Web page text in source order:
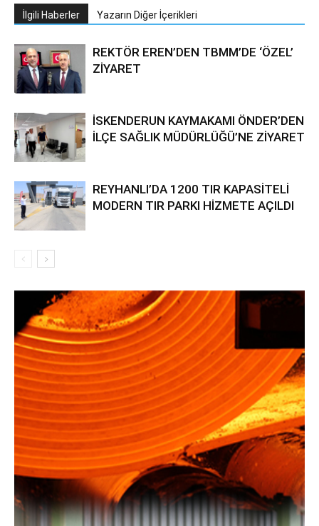
İlgili Haberler Yazarın Diğer İçerikleri
REKTÖR EREN’DEN TBMM’DE ‘ÖZEL’
ZİYARET
İSKENDERUN KAYMAKAMI ÖNDER’DEN
İLÇE SAĞLIK MÜDÜRLÜĞÜ’NE ZİYARET
REYHANLI’DA 1200 TIR KAPASİTELİ
MODERN TIR PARKI HİZMETE AÇILDI